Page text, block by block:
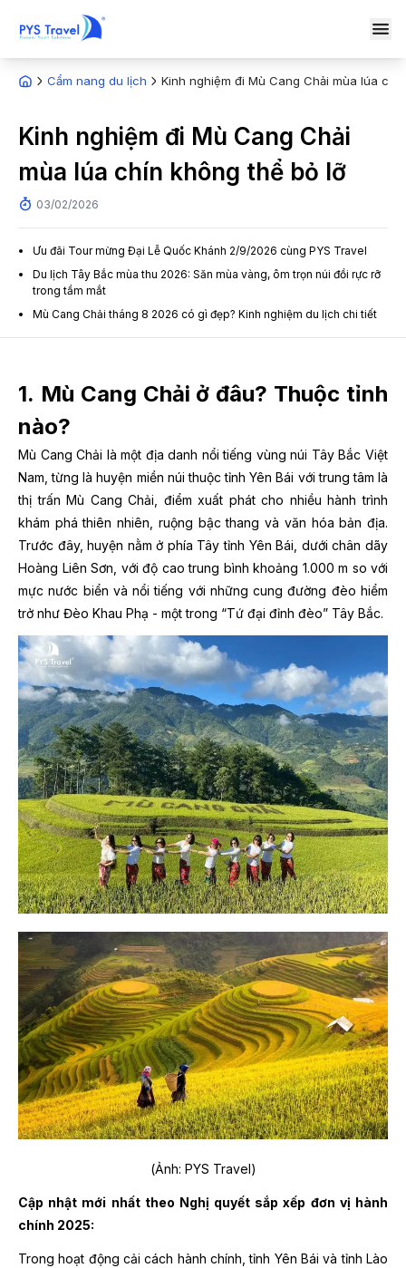
Cẩm nang du lịch Kinh nghiệm đi Mù Cang Chải mùa lúa
Kinh nghiệm đi Mù Cang Chải
mùa lúa chín không thể bỏ lỡ
03/02/2026
Ưu đãi Tour mừng Đại Lễ Quốc Khánh 2/9/2026 cùng PYS Travel
Du lịch Tây Bắc mùa thu 2026: Săn mùa vàng, ôm trọn núi đồi rực rỡ
trong tầm mắt
Mù Cang Chải tháng 8 2026 có gì đẹp? Kinh nghiệm du lịch chi tiết
1. Mù Cang Chải ở đâu? Thuộc tỉnh
nào?
Mù Cang Chải là một địa danh nổi tiếng vùng núi Tây Bắc Việt
Nam, từng là huyện miền núi thuộc tỉnh Yên Bái với trung tâm là
thị trấn Mù Cang Chải, điểm xuất phát cho nhiều hành trình
khám phá thiên nhiên, ruộng bậc thang và văn hóa bản địa.
Trước đây, huyện nằm ở phía Tây tỉnh Yên Bái, dưới chân dãy
Hoàng Liên Sơn, với độ cao trung bình khoảng 1.000 m so với
mực nước biển và nổi tiếng với những cung đường đèo hiểm
trở như Đèo Khau Phạ - một trong “Tứ đại đỉnh đèo” Tây Bắc.
(Ảnh: PYS Travel)
Cập nhật mới nhất theo Nghị quyết sắp xếp đơn vị hành
chính 2025:
Trong hoạt động cải cách hành chính, tỉnh Yên Bái và tỉnh Lào